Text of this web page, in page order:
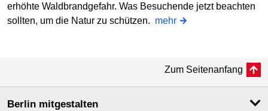
erhöhte Waldbrandgefahr. Was Besuchende jetzt beachten
sollten, um die Natur zu schützen. mehr
Zum Seitenanfang
Berlin mitgestalten